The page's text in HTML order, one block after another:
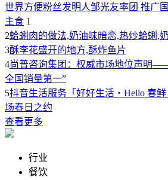
世界方便粉丝发明人邹光友率团 推广
主食 1
2蛤蜊肉的做法,奶油味暗恋,热炒蛤蜊,
3酥李花盛开的地方,酥炸鱼片
4尚普咨询集团：权威市场地位声明
全国销量第一”
5抖音生活服务「好好生活・Hello 春
场春日之约
查看更多
行业
餐饮